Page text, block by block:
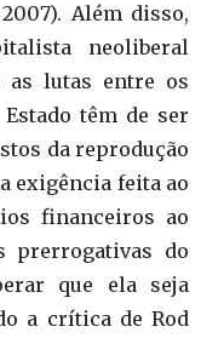
Além disso,
neoliberal
as lutas entre os
têm de ser
da reprodução
exigência feita ao
financeiros ao
prerrogativas do
que ela seja
a crítica de Rod